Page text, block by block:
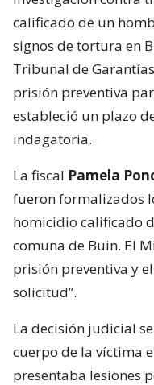
calificado de un
signos de tortura en
Tribunal de
prisión preventiva
estableció un plazo
indagatoria.
La fiscal Pamela
fueron formalizados
homicidio calificado
comuna de Buin. El
prisión preventiva y
solicitud”.
La decisión judicial
cuerpo de la víctima
presentaba lesiones